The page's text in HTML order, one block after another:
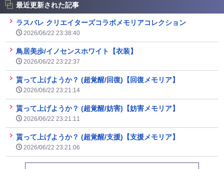
最近更新された記事
ラスバレ クリエイターズコラボメモリアコレクション
2026/06/22 23:38:40
鳥居美歩/イノセンスホワイト【衣装】
2026/06/22 23:22:37
貰って上げようか？ (超覚醒/回復)【回復メモリア】
2026/06/22 23:21:14
貰って上げようか？ (超覚醒/妨害)【妨害メモリア】
2026/06/22 23:21:11
貰って上げようか？ (超覚醒/支援)【支援メモリア】
2026/06/22 23:21:06